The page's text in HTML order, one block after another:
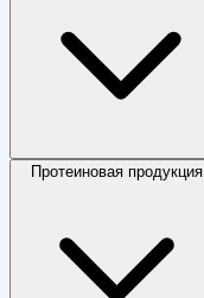
Протеиновая продукция